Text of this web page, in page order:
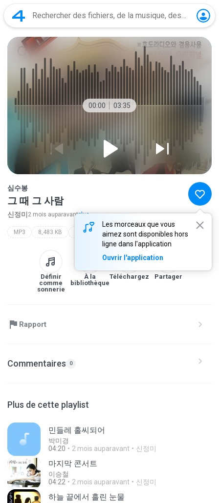
00:00 03:35
Les morceaux que vous
aimez sont disponibles hors
ligne dans l'application
Ouvrir l'application
심수봉
그 때 그 사람
신정미 2 mois auparavantplus...
MP3 8,483 KB 가요 7080 통기타베스트 [cover album] 심수봉
Définir
comme
sonnerie
À la
bibliothèque
Téléchargez Partager
Rapport
Commentaires 0
Plus de cette playlist
민들레 홀씨되어
박미경
04:20
2 mois auparavant 신정미
마지막 콘서트
이승철
04:22
2 mois auparavant 신정미
하늘 끝에서 흘린 눈물